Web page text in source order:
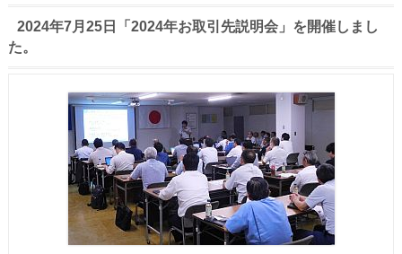
2024年7月25日「2024年お取引先説明会」を開催しまし
た。